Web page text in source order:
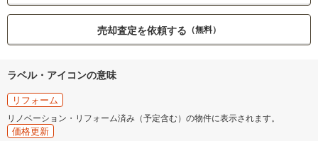
売却査定を依頼する （無料）
ラベル・アイコンの意味
リフォーム
リノベーション・リフォーム済み（予定含む）の物件に表示されます。
価格更新